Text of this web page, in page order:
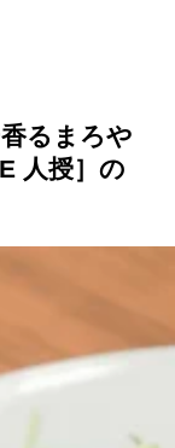
るまろや
人授］の